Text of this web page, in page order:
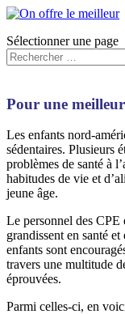
Sélectionner une page
Pour une
Les enfants nord-
sédentaires. Plusieurs
problèmes de santé à
habitudes de vie et
jeune âge.
Le personnel des CPE
grandissent en santé
enfants sont
travers une multitude
éprouvées.
Parmi celles-ci, en